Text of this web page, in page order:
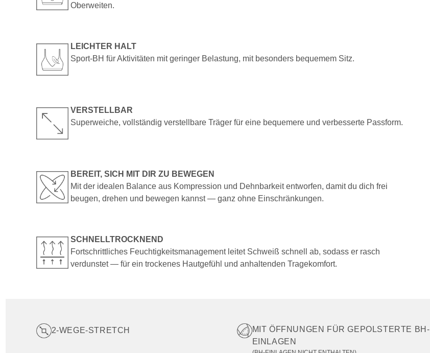
Oberweiten.
LEICHTER HALT
Sport-BH für Aktivitäten mit geringer Belastung, mit besonders bequemem Sitz.
VERSTELLBAR
Superweiche, vollständig verstellbare Träger für eine bequemere und verbesserte Passform.
BEREIT, SICH MIT DIR ZU BEWEGEN
Mit der idealen Balance aus Kompression und Dehnbarkeit entworfen, damit du dich frei
beugen, drehen und bewegen kannst — ganz ohne Einschränkungen.
SCHNELLTROCKNEND
Fortschrittliches Feuchtigkeitsmanagement leitet Schweiß schnell ab, sodass er rasch
verdunstet — für ein trockenes Hautgefühl und anhaltenden Tragekomfort.
2-WEGE-STRETCH
MIT ÖFFNUNGEN FÜR GEPOLSTERTE BH-
EINLAGEN